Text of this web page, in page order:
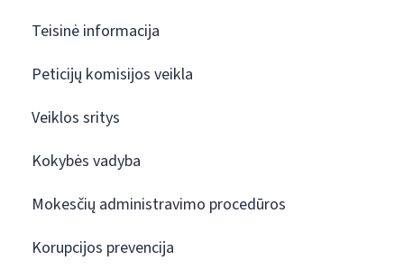
Teisinė informacija
Peticijų komisijos veikla
Veiklos sritys
Kokybės vadyba
Mokesčių administravimo procedūros
Korupcijos prevencija